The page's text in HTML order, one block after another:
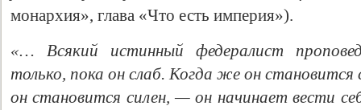
монархия», глава «Что есть империя»).
«… Всякий истинный федералист
только, пока он слаб. Когда же он
он становится силен, — он начинает вести